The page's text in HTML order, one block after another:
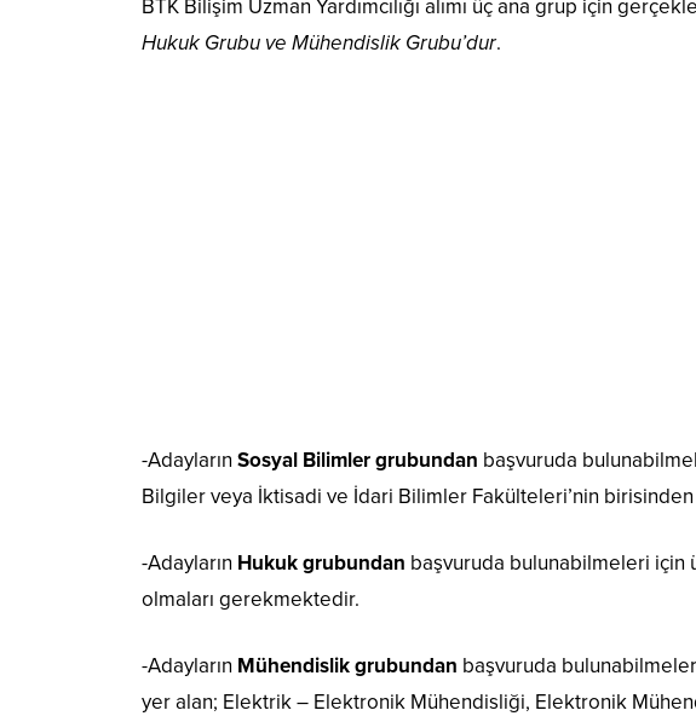
BTK Bilişim Uzman Yardımcılığı alımı üç ana grup için
Hukuk Grubu ve Mühendislik Grubu’dur.
-Adayların Sosyal Bilimlergrubundan başvuruda
Bilgiler veya İktisadi ve İdari Bilimler Fakülteleri’nin
-Adayların Hukuk grubundan başvuruda bulunabilmeleri için
olmaları gerekmektedir.
-Adayların Mühendislik grubundan başvuruda
yer alan; Elektrik – Elektronik Mühendisliği, Elektronik